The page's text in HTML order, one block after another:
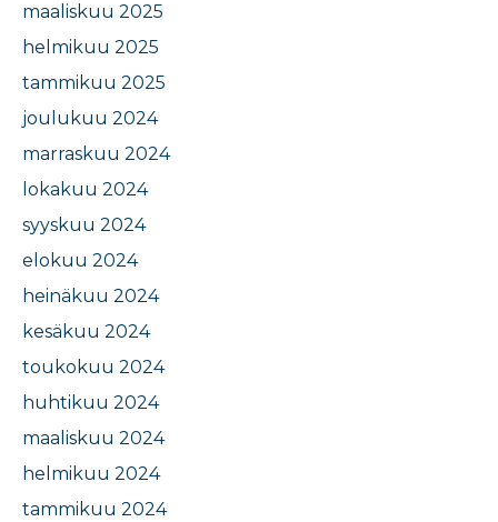
maaliskuu 2025
helmikuu 2025
tammikuu 2025
joulukuu 2024
marraskuu 2024
lokakuu 2024
syyskuu 2024
elokuu 2024
heinäkuu 2024
kesäkuu 2024
toukokuu 2024
huhtikuu 2024
maaliskuu 2024
helmikuu 2024
tammikuu 2024